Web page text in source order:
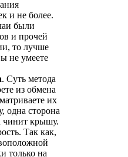
и не более.
были
и прочей
то лучше
не умеете
. Суть метода
из обмена
их
одна сторона
чинит крышу.
Так как,
только на